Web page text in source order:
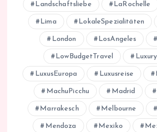
Landschaftsliebe LaRochelle
Lima LokaleSpezialitäten
London LosAngeles
LowBudgetTravel
LuxusEuropa Luxusreise
MachuPicchu Madrid
Marrakesch Melbourne
Mendoza Mexiko